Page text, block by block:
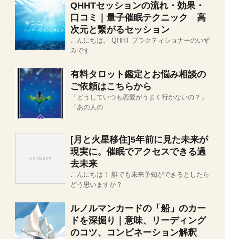
QHHTセッションの流れ・効果・
口コミ｜量子催眠テクニック 高
次元と繋がるセッション
こんにちは。 QHHT プラクティショナーのいず
みです
有料タロット鑑定とお悩み相談の
ご依頼はこちらから
「どうしていつも恋愛がうまく行かないの？」
「あの人の
[月と火星移住]5年前に見た未来が
現実に。催眠でアクセスできる過
去未来
こんにちは！ 誰でも未来予知ができるとしたら
どう思いますか？
ルノルマンカードの「船」のカー
ドを深掘り｜意味、リーディング
のコツ、コンビネーション解釈